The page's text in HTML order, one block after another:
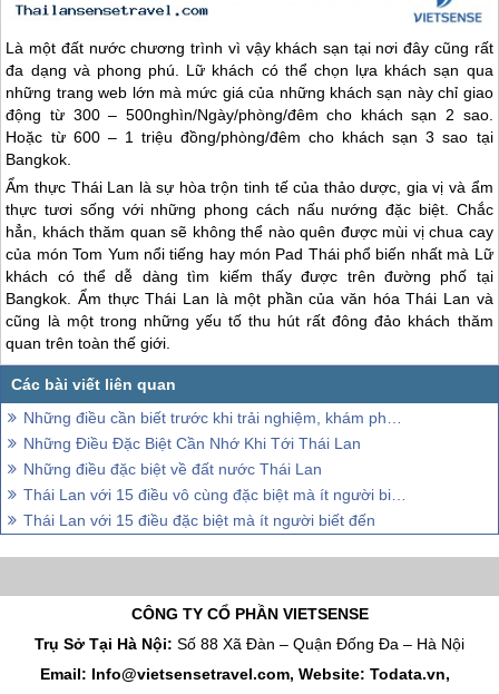
Là một đất nước chương trình vì vậy khách sạn tại nơi đây cũng rất
đa dạng và phong phú. Lữ khách có thể chọn lựa khách sạn qua
những trang web lớn mà mức giá của những khách sạn này chỉ giao
động từ 300 – 500nghìn/Ngày/phòng/đêm cho khách sạn 2 sao.
Hoặc từ 600 – 1 triệu đồng/phòng/đêm cho khách sạn 3 sao tại
Bangkok.
Ẩm thực Thái Lan là sự hòa trộn tinh tế của thảo dược, gia vị và ẩm
thực tươi sống với những phong cách nấu nướng đặc biệt. Chắc
hẳn, khách thăm quan sẽ không thể nào quên được mùi vị chua cay
của món Tom Yum nổi tiếng hay món Pad Thái phổ biến nhất mà Lữ
khách có thể dễ dàng tìm kiếm thấy được trên đường phố tại
Bangkok. Ẩm thựcThái Lan là một phần của văn hóaThái Lan và
cũng là một trong những yếu tố thu hút rất đông đảo khách thăm
quan trên toàn thế giới.
Những điều cần biết trước khi trải nghiệm, khám phá Thái Lan
Những Điều Đặc Biệt Cần Nhớ Khi Tới Thái Lan
Những điều đặc biệt về đất nước Thái Lan
Thái Lan với 15 điều vô cùng đặc biệt mà ít người biết đến (Phần 2)
Thái Lan với 15 điều đặc biệt mà ít người biết đến
CÔNG TY CỔ PHẦN VIETSENSE
Trụ Sở Tại Hà Nội: Số 88 Xã Đàn – Quận Đống Đa – Hà Nội
Email: Info@vietsensetravel.com, Website: Todata.vn,